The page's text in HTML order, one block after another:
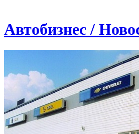
Автобизнес /